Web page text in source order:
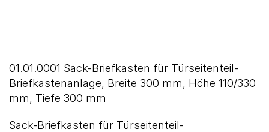
01.01.0001 Sack-Briefkasten für Türseitenteil-
Briefkastenanlage, Breite 300 mm, Höhe 110/330
mm, Tiefe 300 mm
Sack-Briefkasten für Türseitenteil-